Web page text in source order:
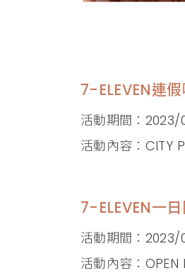
7-ELEVEN連
活動期間：
活動內容：CITY
7-ELEVEN一
活動期間：
活動內容：